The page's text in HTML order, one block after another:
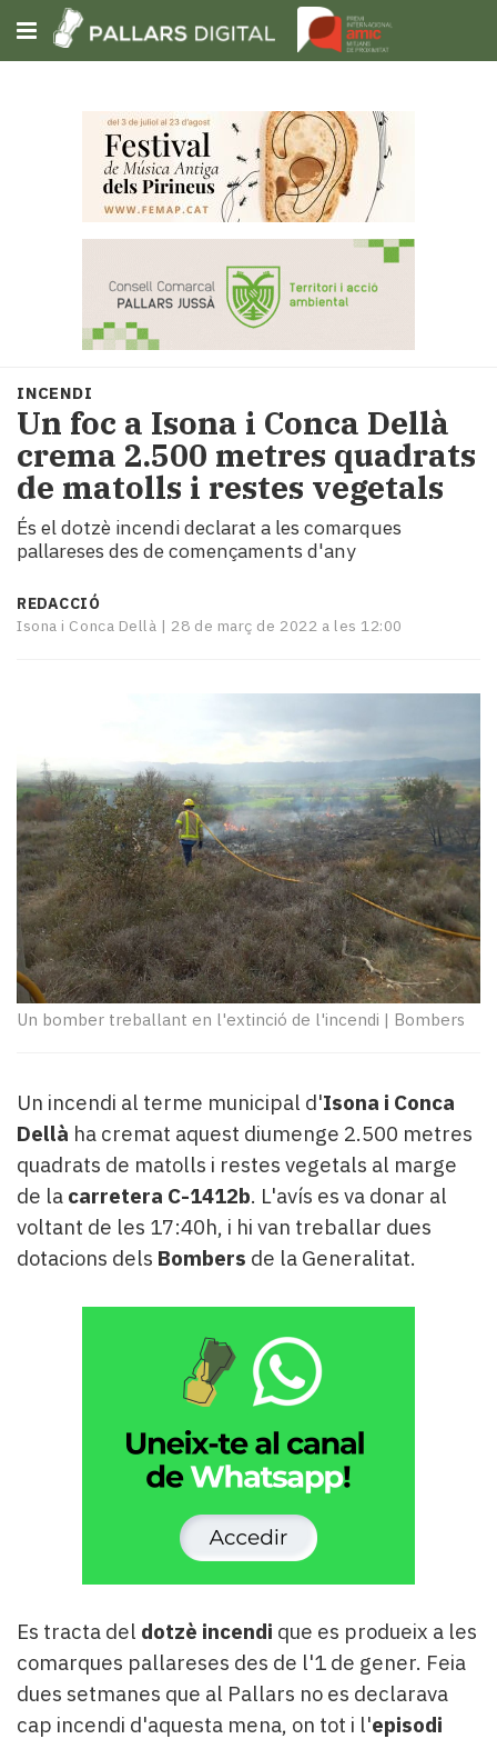
Subscriu-t'hi
Portada
Societat
Política
i
municipis
Economia
turisme
Esports
Mai
temps
Reportatges
Entrevistes
Enquestes
A
escena!
Dis
la
teva!
Subscriptors
La
Pallars
Contingut
patrocinat
Lo
més
llegit...
Editorial
INCENDI
Un foc a Isona i Conca Dellà
crema 2.500 metres quadrats
de matolls i restes vegetals
És el dotzè incendi declarat a les comarques
pallareses des de començaments d'any
REDACCIÓ
Isona i Conca Dellà | 28 de març de 2022 a les 12:00
Un bomber treballant en l'extinció de l'incendi | Bombers
Un incendi al terme municipal d'Isona i Conca
Dellà ha cremat aquest diumenge 2.500 metres
quadrats de matolls i restes vegetals al marge
de la carretera C-1412b. L'avís es va donar al
voltant de les 17:40h, i hi van treballar dues
dotacions dels Bombers de la Generalitat.
Es tracta del dotzè incendi que es produeix a les
comarques pallareses des de l'1 de gener. Feia
dues setmanes que al Pallars no es declarava
cap incendi d'aquesta mena, on tot i l'episodi